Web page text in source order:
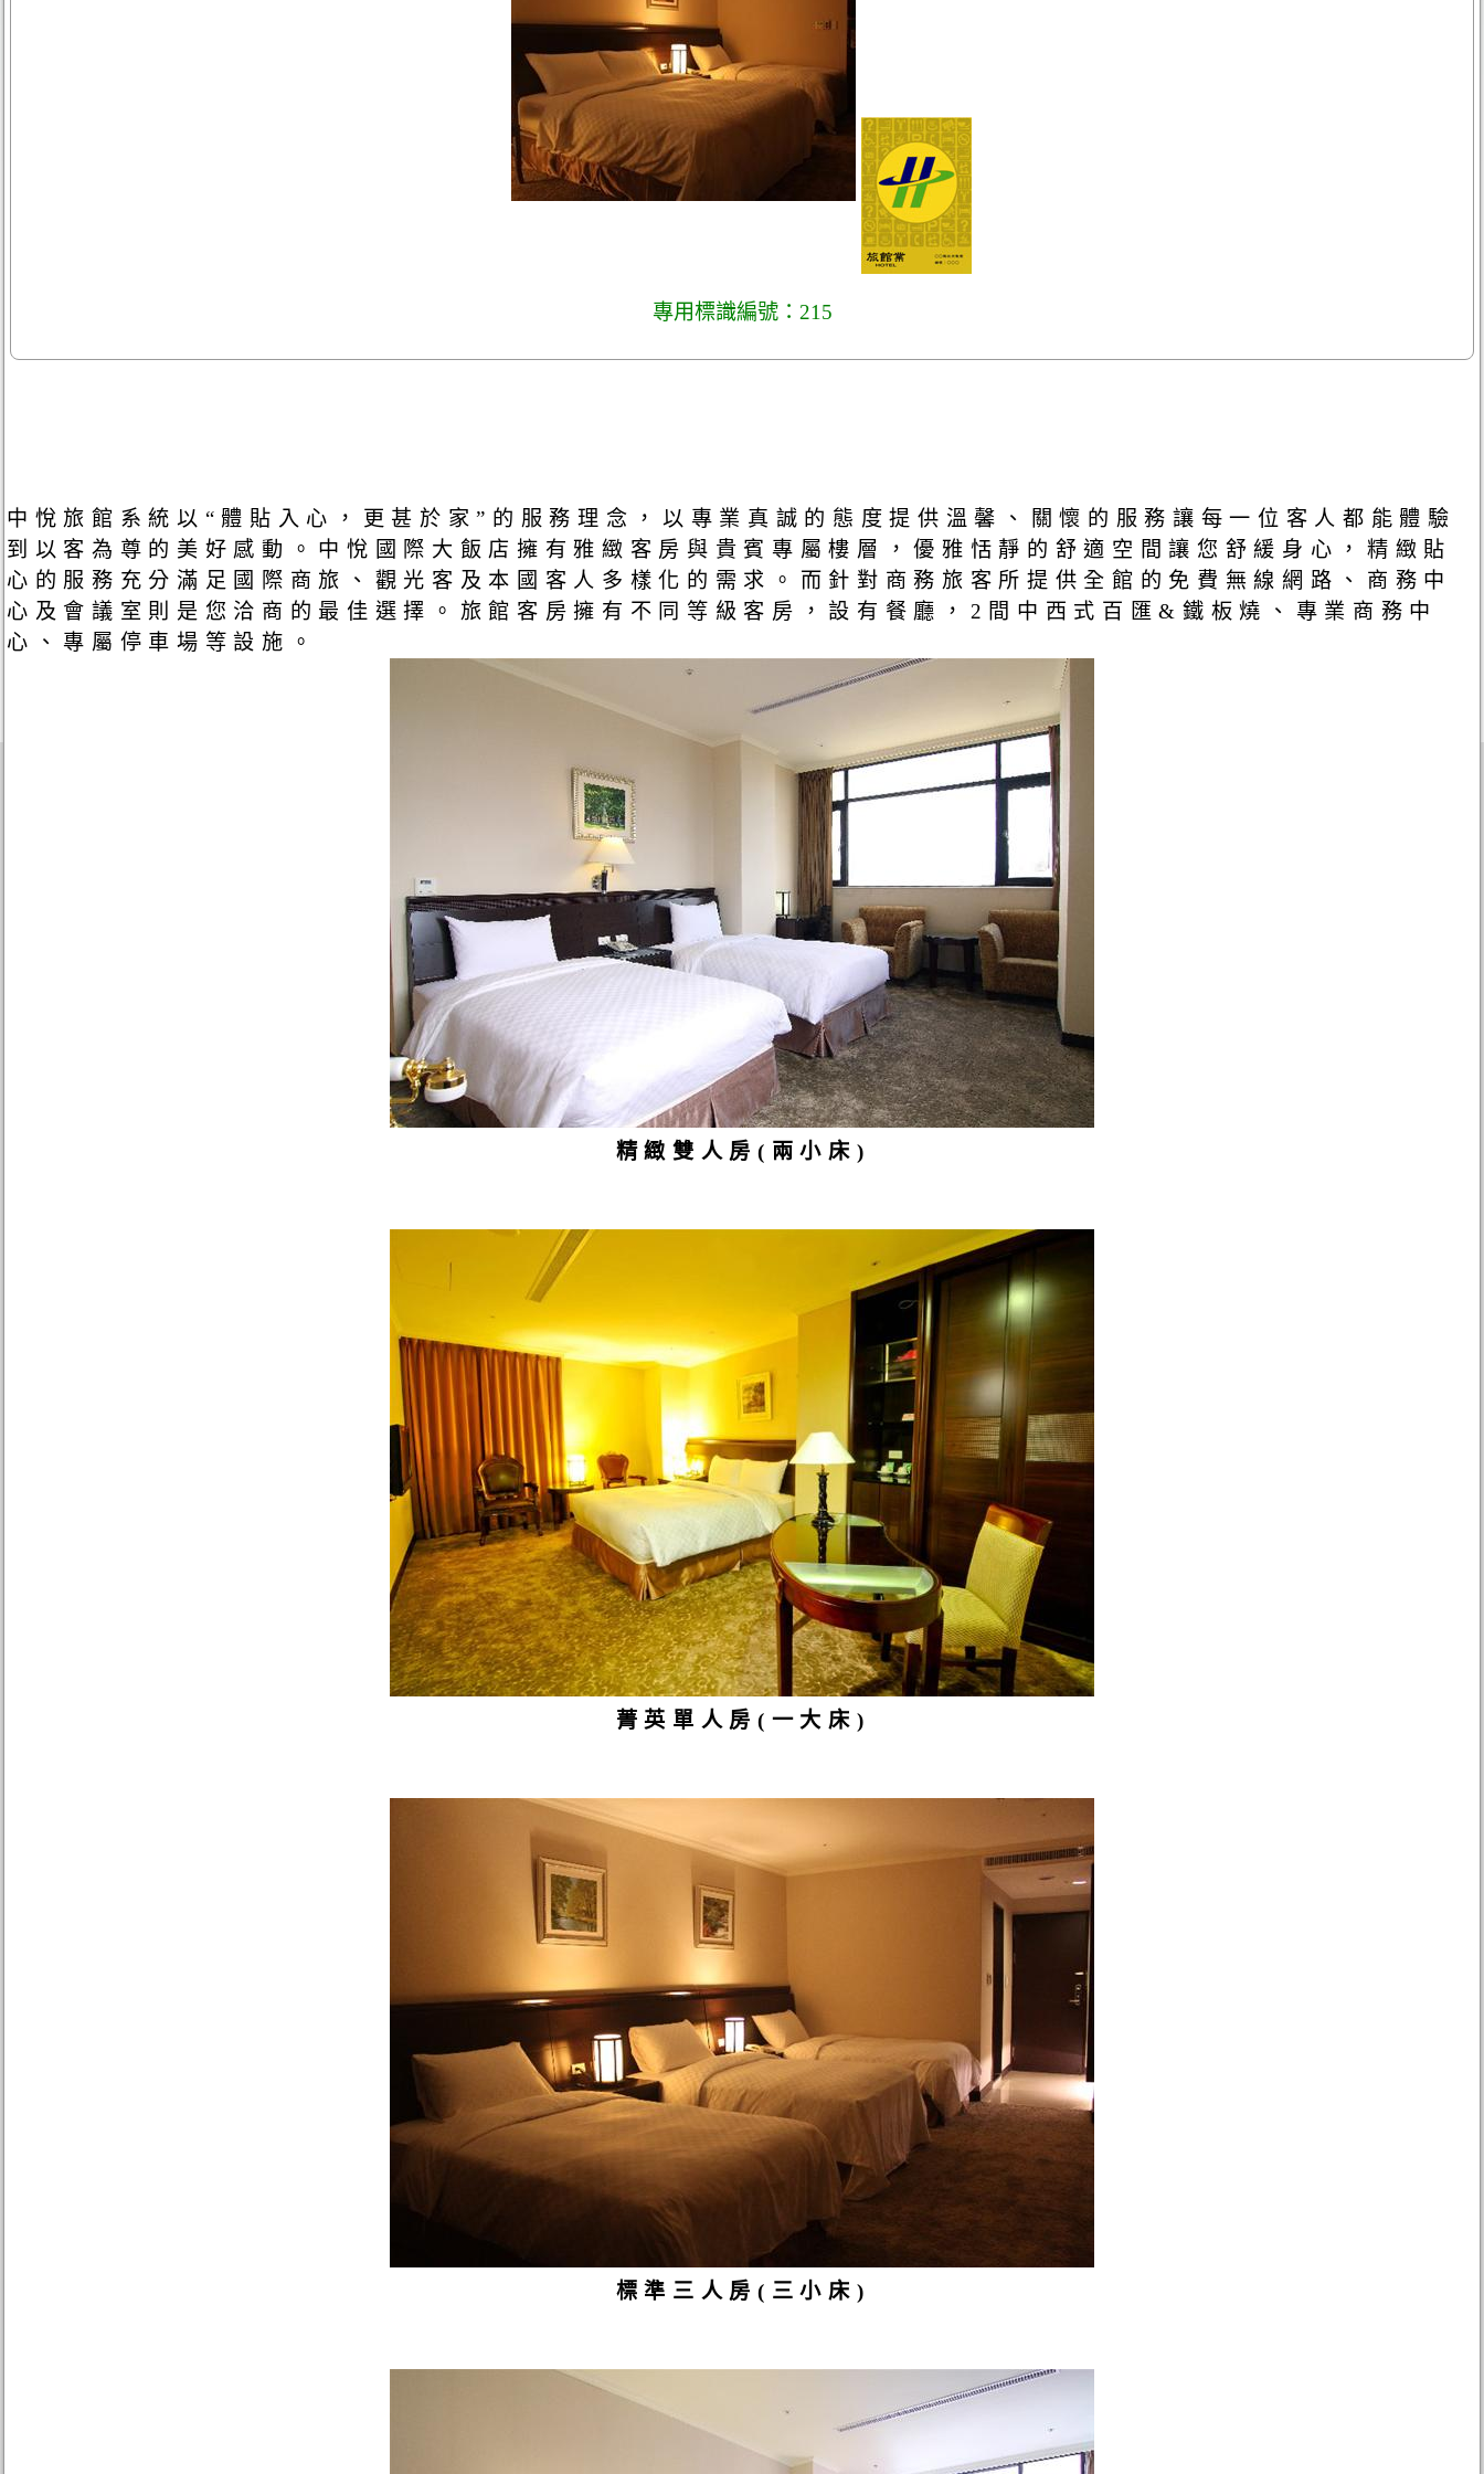
專用標識編號：215
中悅旅館系統以“體貼入心，更甚於家”的服務理念，以專業真誠的態度提供溫馨、關懷的服務讓每一位客人都能體驗
到以客為尊的美好感動。中悅國際大飯店擁有雅緻客房與貴賓專屬樓層，優雅恬靜的舒適空間讓您舒緩身心，精緻貼
心的服務充分滿足國際商旅、觀光客及本國客人多樣化的需求。而針對商務旅客所提供全館的免費無線網路、商務中
心及會議室則是您洽商的最佳選擇。旅館客房擁有不同等級客房，設有餐廳，2間中西式百匯&鐵板燒、專業商務中
心、專屬停車場等設施。
精緻雙人房(兩小床)
菁英單人房(一大床)
標準三人房(三小床)